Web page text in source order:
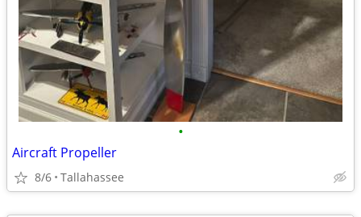
•
Aircraft Propeller
8/6 Tallahassee